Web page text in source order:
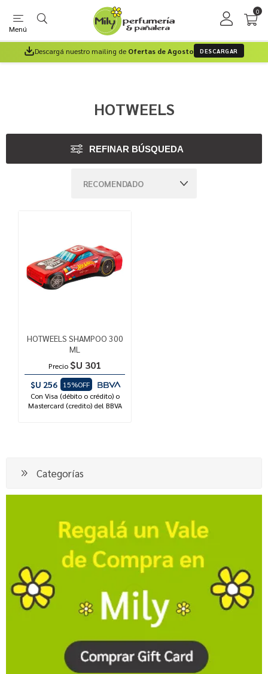
Menú
0
Descargá nuestro mailing de Ofertas de Agosto DESCARGAR
HOTWEELS
REFINAR BÚSQUEDA
HOTWEELS SHAMPOO 300
ML
Precio $U 301
$U 256
15%OFF
Con Visa (débito o crédito) o
Mastercard (credito) del BBVA
Categorías